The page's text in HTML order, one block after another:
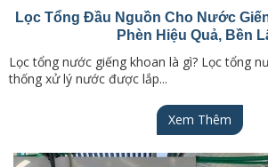
Lọc Tổng Đầu Nguồn Cho Nước
Phèn Hiệu Quả, Bền
Lọc tổng nước giếng khoan là gì? Lọc tổng
thống xử lý nước được lắp...
Xem Thêm